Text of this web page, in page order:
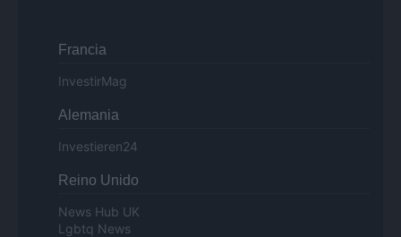
Francia
InvestirMag
Alemania
Investieren24
Reino Unido
News Hub UK
Lgbtq News